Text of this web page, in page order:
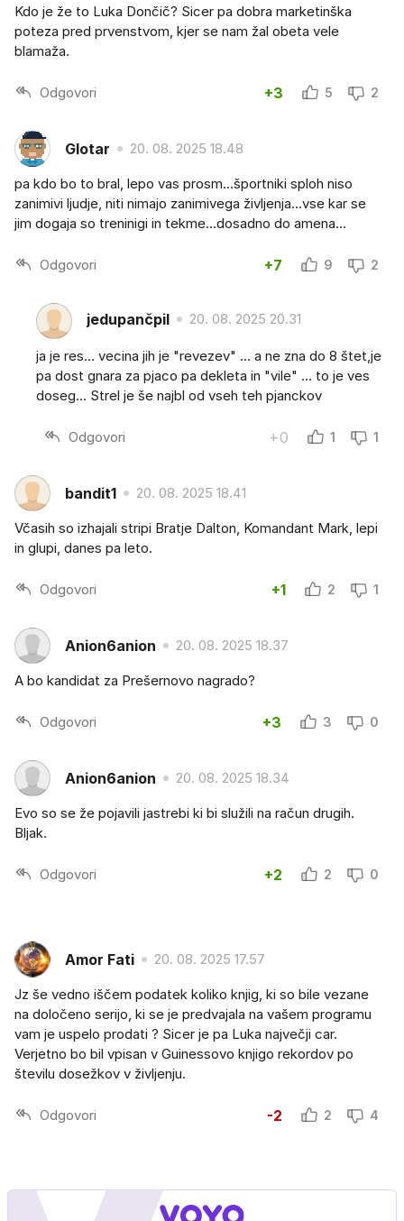
Kdo je že to Luka Dončič? Sicer pa dobra marketinška
poteza pred prvenstvom, kjer se nam žal obeta vele
blamaža.
Odgovori +3 5 2
Glotar 20. 08. 2025 18.48
pa kdo bo to bral, lepo vas prosm...športniki sploh niso
zanimivi ljudje, niti nimajo zanimivega življenja...vse kar se
jim dogaja so treninigi in tekme...dosadno do amena...
Odgovori +7 9 2
jedupančpil 20. 08. 2025 20.31
ja je res... vecina jih je "revezev" ... a ne zna do 8 štet,je
pa dost gnara za pjaco pa dekleta in "vile" ... to je ves
doseg... Strel je še najbl od vseh teh pjanckov
Odgovori +0 1 1
bandit1 20. 08. 2025 18.41
Včasih so izhajali stripi Bratje Dalton, Komandant Mark, lepi
in glupi, danes pa leto.
Odgovori +1 2 1
Anion6anion 20. 08. 2025 18.37
A bo kandidat za Prešernovo nagrado?
Odgovori +3 3 0
Anion6anion 20. 08. 2025 18.34
Evo so se že pojavili jastrebi ki bi služili na račun drugih.
Bljak.
Odgovori +2 2 0
Amor Fati 20. 08. 2025 17.57
Jz še vedno iščem podatek koliko knjig, ki so bile vezane
na določeno serijo, ki se je predvajala na vašem programu
vam je uspelo prodati ? Sicer je pa Luka največji car.
Verjetno bo bil vpisan v Guinessovo knjigo rekordov po
številu dosežkov v življenju.
Odgovori -2 2 4